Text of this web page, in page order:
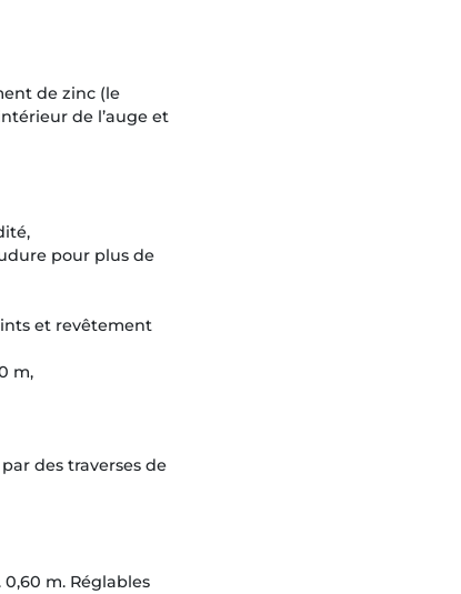
de zinc (le
de l’auge et
pour plus de
et revêtement
m,
des traverses de
m. Réglables